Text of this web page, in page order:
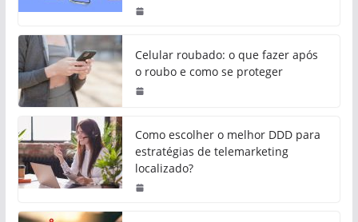
Celular roubado: o que fazer após
o roubo e como se proteger
Como escolher o melhor DDD para
estratégias de telemarketing
localizado?